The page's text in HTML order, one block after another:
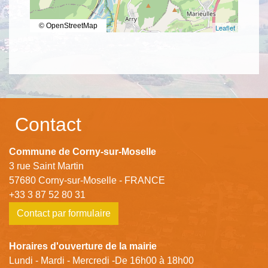
Leaflet
© OpenStreetMap
Contact
Commune de Corny-sur-Moselle
3 rue Saint Martin
57680 Corny-sur-Moselle - FRANCE
+33 3 87 52 80 31
Contact par formulaire
Horaires d'ouverture de la mairie
Lundi - Mardi - Mercredi -De 16h00 à 18h00